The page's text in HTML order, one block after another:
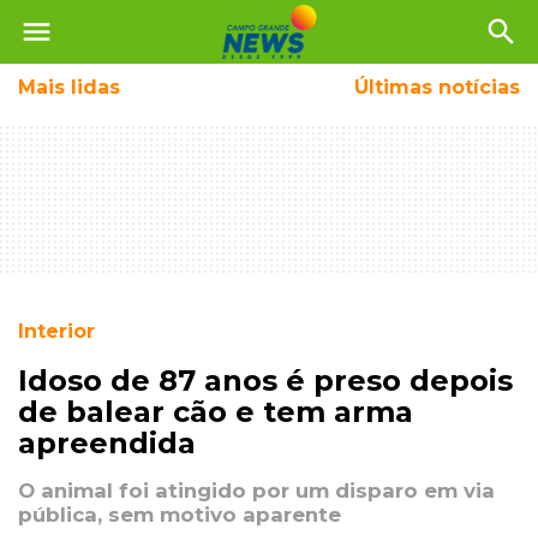
menu search
Mais lidas Últimas notícias
Interior
Idoso de 87 anos é preso depois
de balear cão e tem arma
apreendida
O animal foi atingido por um disparo em via
pública, sem motivo aparente